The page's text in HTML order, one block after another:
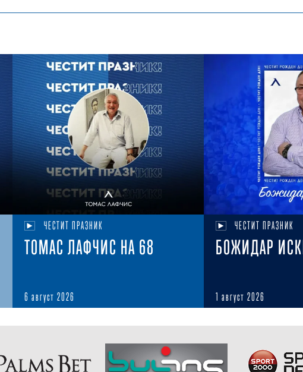
ЧЕСТИТ ПРАЗНИК
ТОМАС ЛАФЧИС НА 68
6 август 2026
ЧЕСТИТ ПРАЗНИК
БОЖИДАР
1 август 2026